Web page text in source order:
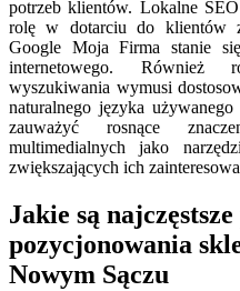
potrzeb klientów. Lokalne
rolę w dotarciu do klientów
Google Moja Firma stanie
internetowego. Również
wyszukiwania wymusi
naturalnego języka
zauważyć rosnące
multimedialnych jako
zwiększających ich
Jakie są
pozycjonowania
Nowym Sączu